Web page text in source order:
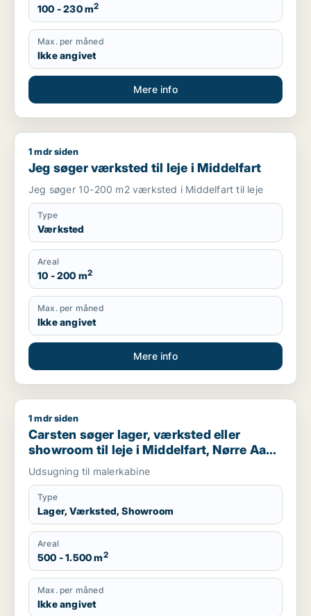
100 - 230 m2
Max. per måned
Ikke angivet
Mere info
Jeg søger værksted til leje i Middelfart
1 mdr siden
Jeg søger værksted til leje i Middelfart
Jeg søger 10-200 m2 værksted i Middelfart til leje
Type
Værksted
Areal
10 - 200 m2
Max. per måned
Ikke angivet
Mere info
Carsten søger lager, værksted eller showroom til leje i
1 mdr siden
Carsten søger lager, værksted eller
showroom til leje i Middelfart, Nørre Aaby
eller Assens m.fl.
Udsugning til malerkabine
Type
Lager, Værksted, Showroom
Areal
500 - 1.500 m2
Max. per måned
Ikke angivet